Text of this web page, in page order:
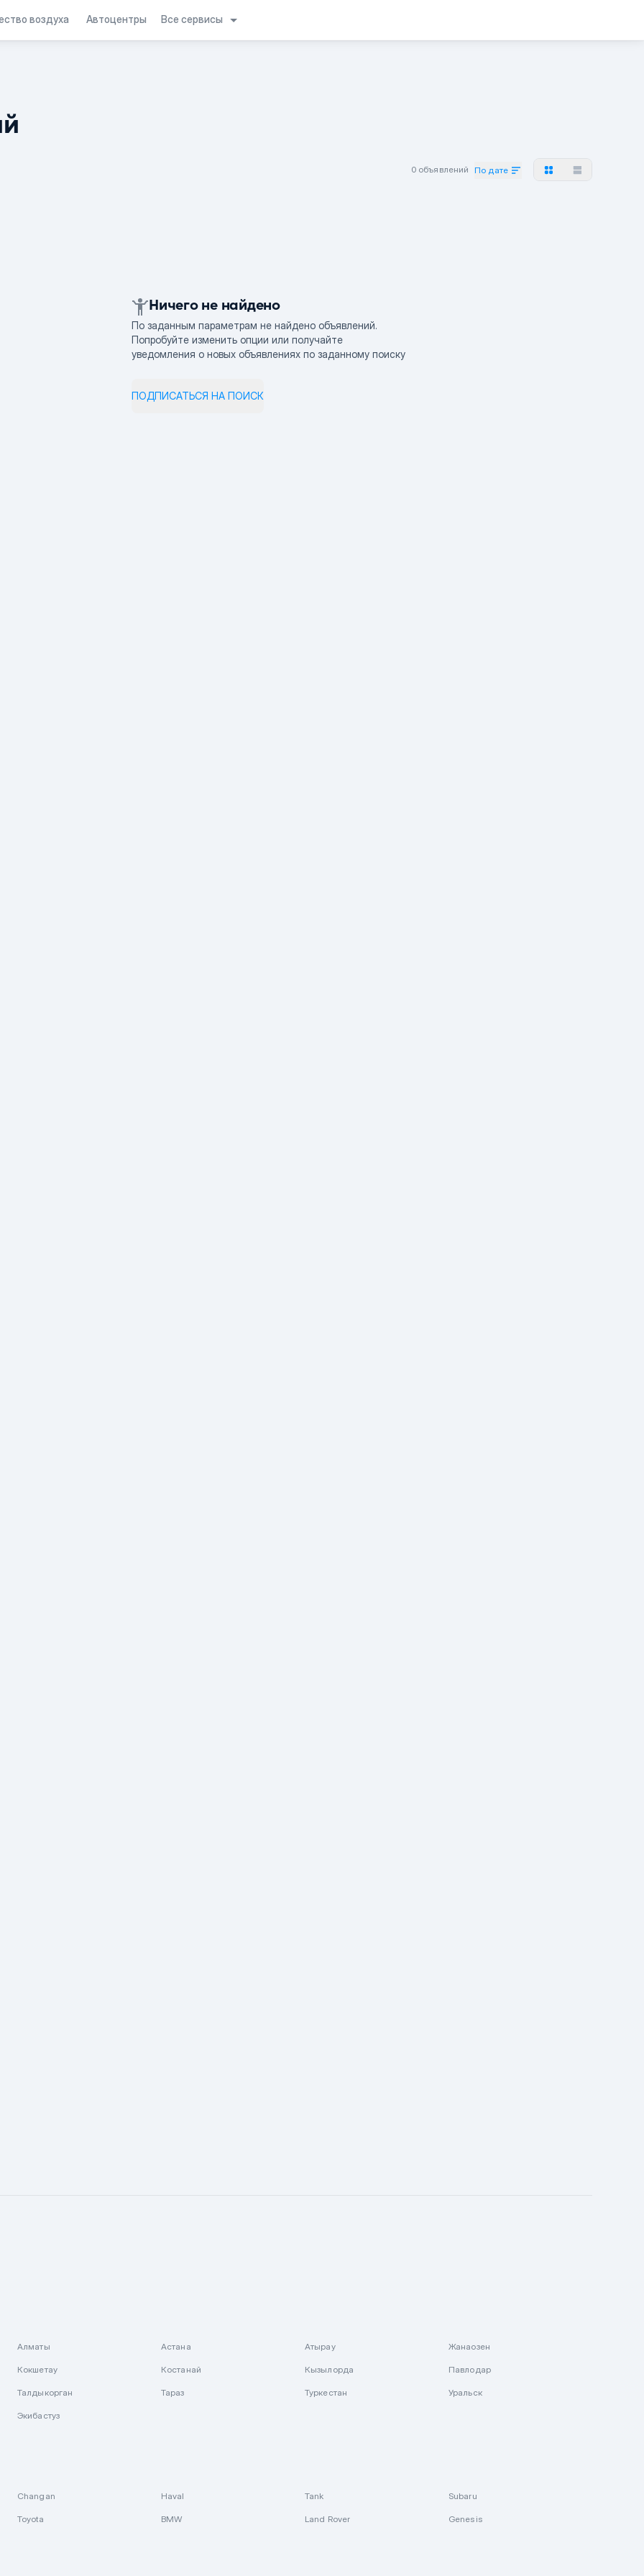
воздуха Автоцентры Все сервисы
0 объявлений По дате
Ничего не найдено
По заданным параметрам не найдено объявлений.
Попробуйте изменить опции или получайте
уведомления о новых объявлениях по заданному поиску
ПОДПИСАТЬСЯ НА ПОИСК
Алматы Астана Атырау Жанаозен
Кокшетау Костанай Кызылорда Павлодар
Талдыкорган Тараз Туркестан Уральск
Экибастуз
Changan Haval Tank Subaru
Toyota BMW Land Rover Genesis